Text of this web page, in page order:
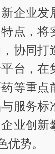
企业发
点，将
协同打
台，在
等重点
服务标
业创新
优势。